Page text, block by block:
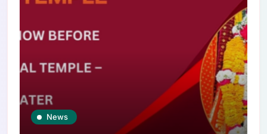
News